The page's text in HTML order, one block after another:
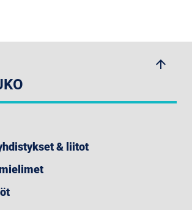
arrow_upwards
& liitot